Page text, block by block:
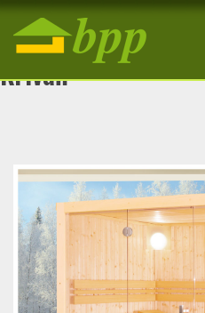
Drevená
Kriváň